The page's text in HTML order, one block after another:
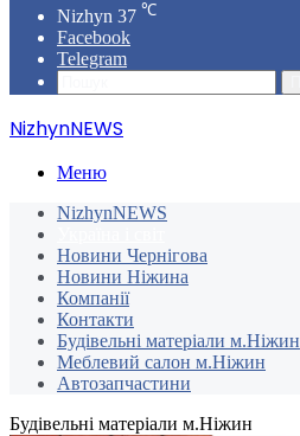
Nizhyn 37 ℃
Facebook
Telegram
NizhynNEWS
Меню
NizhynNEWS
Новини Чернігова
Новини Ніжина
Компанії
Контакти
Будівельні матеріали м.Ніжин
Меблевий салон м.Ніжин
Автозапчастини
Будівельні матеріали м.Ніжин